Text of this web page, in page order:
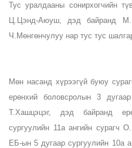
Тус уралдааны сонирхогчийн
Ц.Цэнд-Аюуш, дэд байранд
Ч.Мөнгөнчулуу нар тус тус
Мөн насанд хүрээгүй буюу
ерөнхий боловсролын 3
Т.Хашцэцэг, дэд байранд
сургуулийн 11а ангийн сурагч
ЕБ-ын 5 дугаар сургуулийн 10а